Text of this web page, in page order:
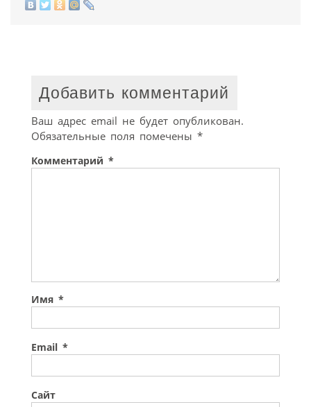
Добавить комментарий
Ваш адрес email не будет опубликован.
Обязательные поля помечены *
Комментарий *
Имя *
Email *
Сайт